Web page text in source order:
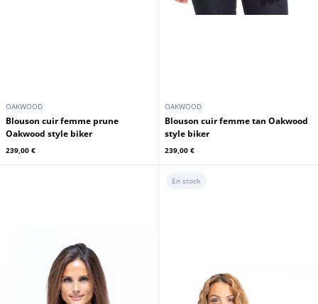
OAKWOOD
Blouson cuir femme prune
Oakwood style biker
239,00 €
OAKWOOD
Blouson cuir femme tan Oakwood
style biker
239,00 €
En stock